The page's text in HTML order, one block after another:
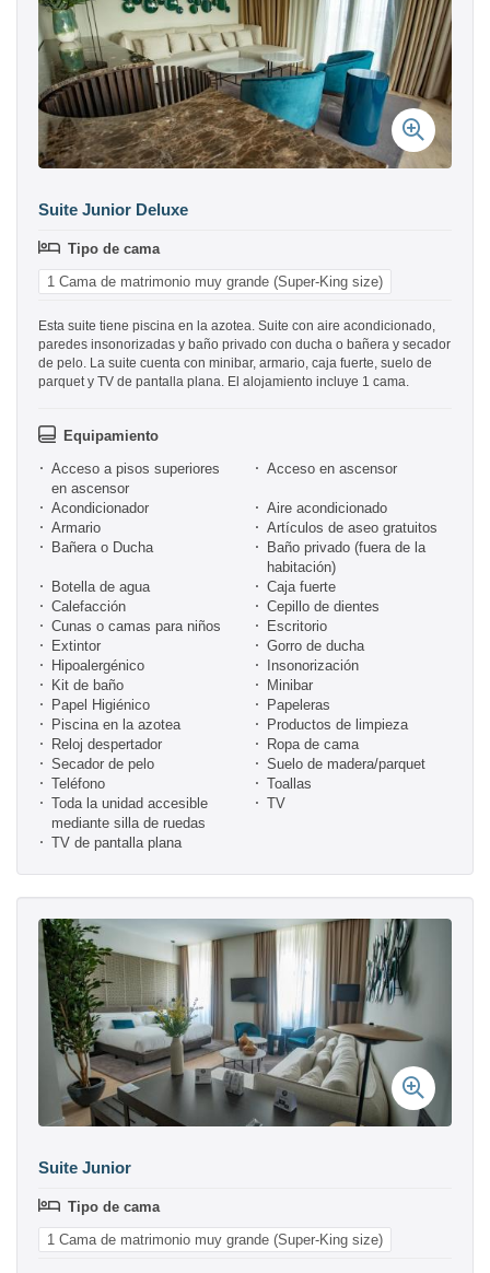
Suite Junior Deluxe
Tipo de cama
1 Cama de matrimonio muy grande (Super-King size)
Esta suite tiene piscina en la azotea. Suite con aire acondicionado,
paredes insonorizadas y baño privado con ducha o bañera y secador
de pelo. La suite cuenta con minibar, armario, caja fuerte, suelo de
parquet y TV de pantalla plana. El alojamiento incluye 1 cama.
Equipamiento
Acceso a pisos superiores
en ascensor
Acceso en ascensor
Acondicionador
Aire acondicionado
Armario
Artículos de aseo gratuitos
Bañera o Ducha
Baño privado (fuera de la
habitación)
Botella de agua
Caja fuerte
Calefacción
Cepillo de dientes
Cunas o camas para niños
Escritorio
Extintor
Gorro de ducha
Hipoalergénico
Insonorización
Kit de baño
Minibar
Papel Higiénico
Papeleras
Piscina en la azotea
Productos de limpieza
Reloj despertador
Ropa de cama
Secador de pelo
Suelo de madera/parquet
Teléfono
Toallas
Toda la unidad accesible
mediante silla de ruedas
TV
TV de pantalla plana
Suite Junior
Tipo de cama
1 Cama de matrimonio muy grande (Super-King size)